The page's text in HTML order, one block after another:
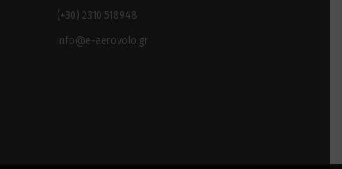
(+30) 2310 518948
info@e-aerovolo.gr